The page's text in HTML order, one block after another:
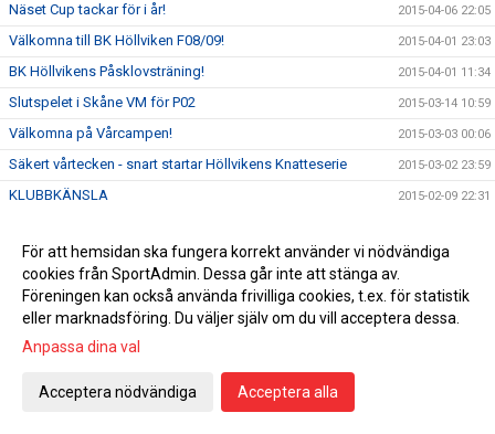
Näset Cup tackar för i år! 2015-04-06 22:05
Välkomna till BK Höllviken F08/09! 2015-04-01 23:03
BK Höllvikens Påsklovsträning! 2015-04-01 11:34
Slutspelet i Skåne VM för P02 2015-03-14 10:59
Välkomna på Vårcampen! 2015-03-03 00:06
Säkert vårtecken - snart startar Höllvikens Knatteserie 2015-03-02 23:59
KLUBBKÄNSLA 2015-02-09 22:31
BK Höllvikens Damlag vann DM i Futsal! 2014-11-30 23:16
FC Höllvikens Mange och Eskil utsedda till Ö.Götalands
bästa div2 spelare!
2014-11-06 14:50
1 nästa år!
Vi gratulerar BK Höllvikens Damlag till seriesegern!
För att hemsidan ska fungera korrekt använder vi nödvändiga
cookies från SportAdmin. Dessa går inte att stänga av.
Föreningen kan också använda frivilliga cookies, t.ex. för statistik
eller marknadsföring. Du väljer själv om du vill acceptera dessa.
Anpassa dina val
Acceptera nödvändiga Acceptera alla